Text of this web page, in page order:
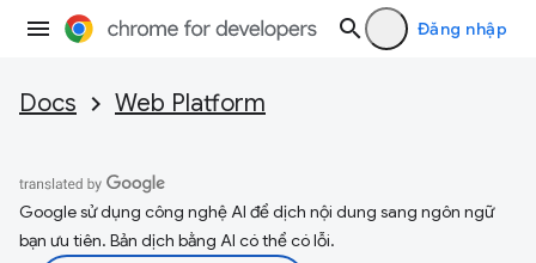
Đăng nhập
Docs Web Platform
Google sử dụng công nghệ AI để dịch nội dung sang ngôn ngữ
bạn ưu tiên. Bản dịch bằng AI có thể có lỗi.